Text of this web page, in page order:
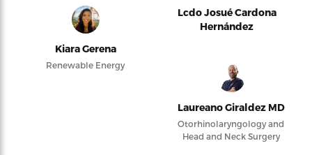
Kiara Gerena
Renewable Energy
Lcdo Josué Cardona
Hernández
Laureano Giraldez MD
Otorhinolaryngology and
Head and Neck Surgery